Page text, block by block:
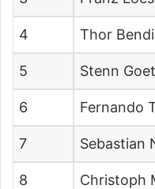
4 Thor
5 Stenn
6 Fernando
7 Sebastian
8 Christoph